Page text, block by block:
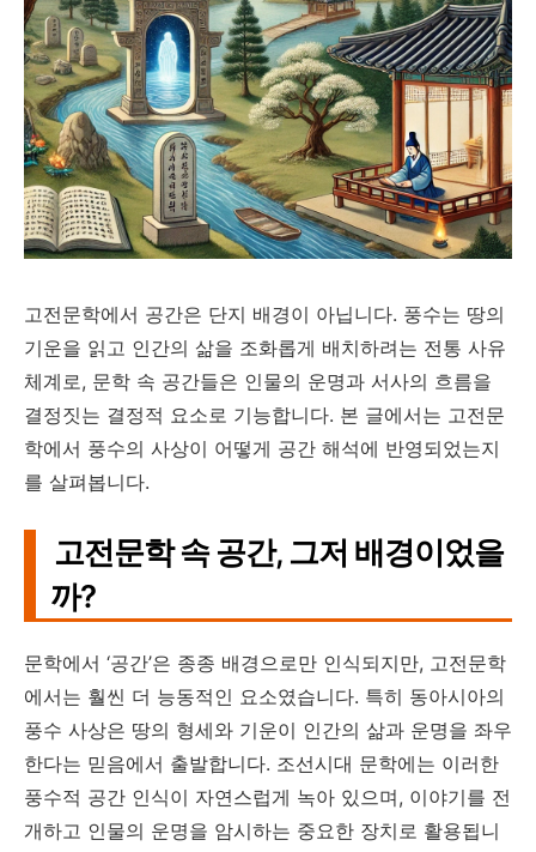
고전문학에서 공간은 단지 배경이 아닙니다. 풍수는 땅의
기운을 읽고 인간의 삶을 조화롭게 배치하려는 전통 사유
체계로, 문학 속 공간들은 인물의 운명과 서사의 흐름을
결정짓는 결정적 요소로 기능합니다. 본 글에서는 고전문
학에서 풍수의 사상이 어떻게 공간 해석에 반영되었는지
를 살펴봅니다.
고전문학 속 공간, 그저 배경이었을
까?
문학에서 ‘공간’은 종종 배경으로만 인식되지만, 고전문학
에서는 훨씬 더 능동적인 요소였습니다. 특히 동아시아의
풍수 사상은 땅의 형세와 기운이 인간의 삶과 운명을 좌우
한다는 믿음에서 출발합니다. 조선시대 문학에는 이러한
풍수적 공간 인식이 자연스럽게 녹아 있으며, 이야기를 전
개하고 인물의 운명을 암시하는 중요한 장치로 활용됩니